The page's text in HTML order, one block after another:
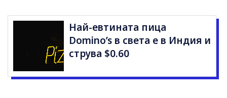
Най-евтината пица
Domino’s в света е в Индия и
струва $0.60